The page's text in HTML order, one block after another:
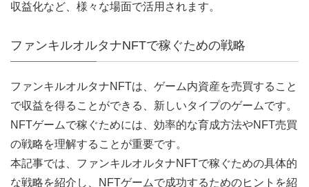
収益化など、様々な場面で活用されます。
ファンキルオルタナNFTで稼ぐための戦略
ファンキルオルタナNFTは、ゲーム内資産を売買すること
で収益を得ることができる、新しいタイプのゲームです。
NFTゲームで稼ぐためには、効率的な育成方法やNFT売買
の戦略を理解することが重要です。
本記事では、ファンキルオルタナNFTで稼ぐための具体的
な戦略を紹介し、NFTゲームで成功するためのヒントを紹